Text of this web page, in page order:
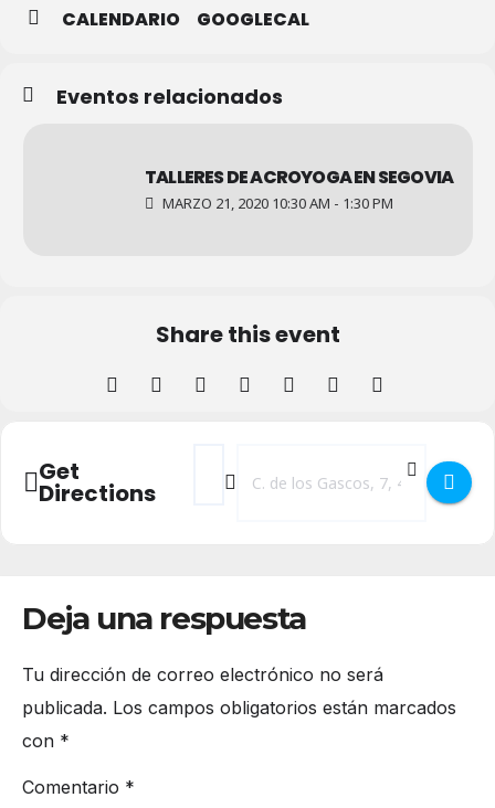
CALENDARIO GOOGLECAL
Eventos relacionados
TALLERES DE ACROYOGA EN SEGOVIA
MARZO 21, 2020 10:30 AM - 1:30 PM
Share this event
Get
Directions
Address - Taller de Acroyoga en familia []
Destination Address - Taller de
Deja una respuesta
Tu dirección de correo electrónico no será
publicada. Los campos obligatorios están marcados
con *
Comentario *